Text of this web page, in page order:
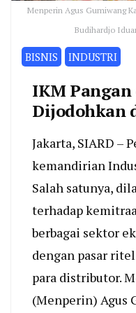
Menperin Agus Gumiwang
Budihardjo
BISNIS INDUSTRI
IKM
Dijodohkan
Jakarta, SIARD –
kemandirian
Salah satunya,
terhadap
berbagai sektor
dengan pasar
para distributor.
(Menperin) Agus